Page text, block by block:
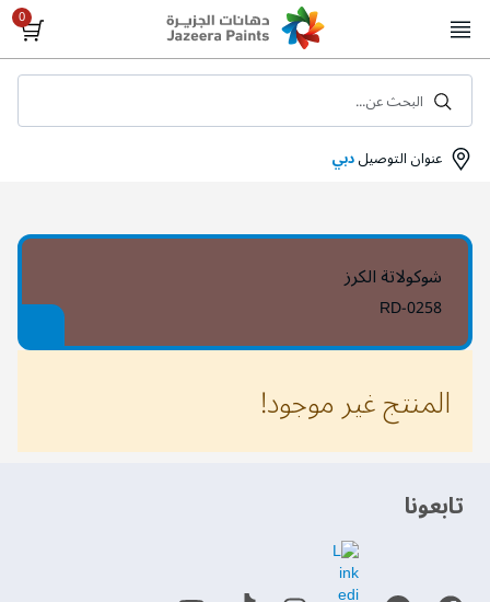
to
Content
عنوان التوصيلدبي
البحث عن...
شوكولاتة الكرز
RD-0258
المنتج غير موجود!
‫تابعونا‬